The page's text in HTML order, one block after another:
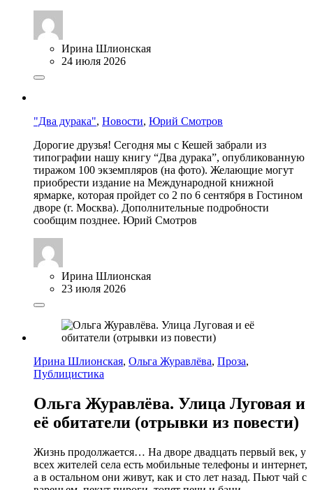
Ирина Шлионская
24 июля 2026
"Два дурака", Новости, Юрий Смотров
Дорогие друзья! Сегодня мы с Кешей забрали из
типографии нашу книгу “Два дурака”, опубликованную
тиражом 100 экземпляров (на фото). Желающие могут
приобрести издание на Международной книжной
ярмарке, которая пройдет со 2 по 6 сентября в Гостином
дворе (г. Москва). Дополнительные подробности
сообщим позднее. Юрий Смотров
Ирина Шлионская
23 июля 2026
Ирина Шлионская, Ольга Журавлёва, Проза,
Публицистика
Ольга Журавлёва. Улица Луговая и
её обитатели (отрывки из повести)
Жизнь продолжается… На дворе двадцать первый век, у
всех жителей села есть мобильные телефоны и интернет,
а в остальном они живут, как и сто лет назад. Пьют чай с